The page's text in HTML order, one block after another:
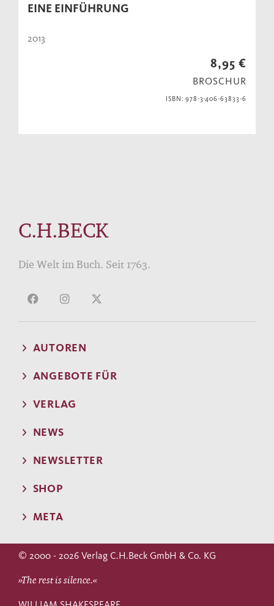
EINE EINFÜHRUNG
2013
8,95 €
BROSCHUR
ISBN: 978-3-406-63833-6
C.H.BECK
Die Welt im Buch. Seit 1763.
AUTOREN
ANGEBOTE FÜR
VERLAG
NEWS
NEWSLETTER
SHOP
META
© 2000 - 2026 Verlag C.H.Beck GmbH & Co. KG
»The rest is silence.«